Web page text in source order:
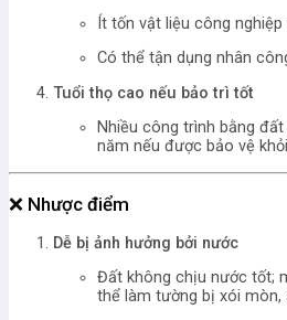
Ít tốn vật liệu công
Có thể tận dụng nhân
Tuổi thọ cao nếu bảo trì tốt
Nhiều công trình bằng
năm nếu được bảo vệ
❌ Nhược điểm
Dễ bị ảnh hưởng bởi nước
Đất không chịu nước tốt;
thể làm tường bị xói mòn,